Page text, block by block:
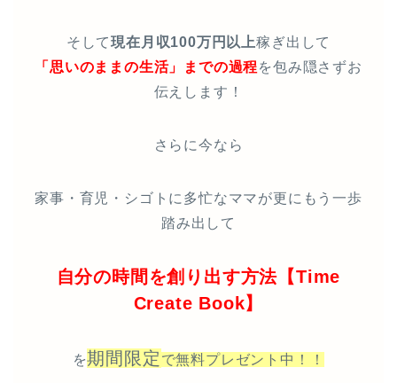
そして現在月収100万円以上稼ぎ出して
「思いのままの生活」までの過程を包み隠さずお
伝えします！
さらに今なら
家事・育児・シゴトに多忙なママが更にもう一歩
踏み出して
自分の時間を創り出す方法【Time
Create Book】
を期間限定 で無料プレゼント中！！